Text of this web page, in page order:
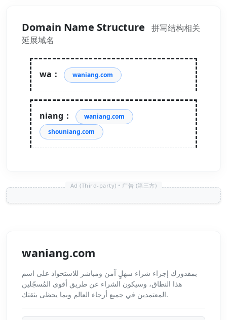
Domain Name Structure
拼写结构相关
延展域名
wa： waniang.com
niang：
waniang.com
shouniang.com
waniang.com
بمقدورك إجراء شراء سهلٍ آمن ومباشر للاستحواذ على اسم
هذا النطاق، وسيكون الشراء عن طريق أقوى المُسجّلين
المعتمدين في جميع أرجاء العالم وبما يحظى بثقتك.